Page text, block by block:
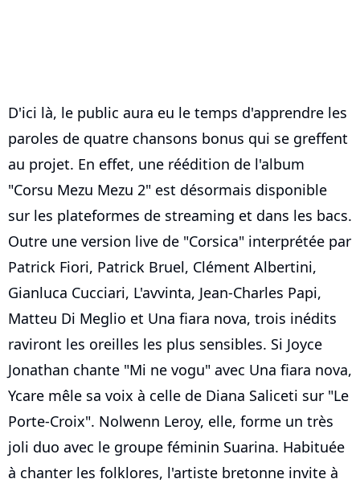
D'ici là, le public aura eu le temps d'apprendre les
paroles de quatre chansons bonus qui se greffent
au projet. En effet, une réédition de l'album
"Corsu Mezu Mezu 2" est désormais disponible
sur les plateformes de streaming et dans les bacs.
Outre une version live de "Corsica" interprétée par
Patrick Fiori, Patrick Bruel, Clément Albertini,
Gianluca Cucciari, L'avvinta, Jean-Charles Papi,
Matteu Di Meglio et Una fiara nova, trois inédits
raviront les oreilles les plus sensibles. Si Joyce
Jonathan chante "Mi ne vogu" avec Una fiara nova,
Ycare mêle sa voix à celle de Diana Saliceti sur "Le
Porte-Croix". Nolwenn Leroy, elle, forme un très
joli duo avec le groupe féminin Suarina. Habituée
à chanter les folklores, l'artiste bretonne invite à